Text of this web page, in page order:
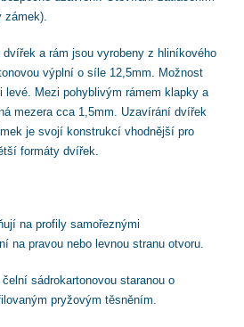
zámek).
a rám jsou vyrobeny z hliníkového
výplní o síle 12,5mm. Možnost
levé. Mezi pohyblivým rámem klapky a
mezera cca 1,5mm. Uzavírání dvířek
je svojí konstrukcí vhodnější pro
formáty dvířek.
na profily samořeznými
na pravou nebo levnou stranu otvoru.
sádrokartonovou staranou o
pryžovým těsněním.